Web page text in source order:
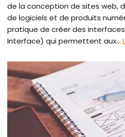
de la conception de sites web,
de logiciels et de produits
pratique de créer des interfaces
Interface) qui permettent aux…